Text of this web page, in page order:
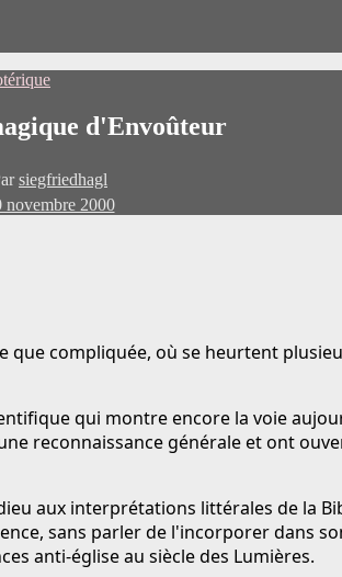
Catégories
d'Envoûteur
siegfriedhagl
novembre 2000
que compliquée, où se heurtent
qui montre encore la voie
reconnaissance générale et ont
aux interprétations littérales de la
sans parler de l'incorporer dans
anti-église au siècle des Lumières.